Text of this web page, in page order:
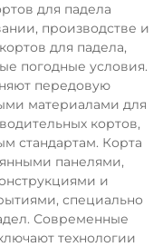
для падела
производстве и
для падела,
погодные условия.
передовую
материалами для
кортов,
стандартам. Корта
панелями,
и
специально
Современные
технологии